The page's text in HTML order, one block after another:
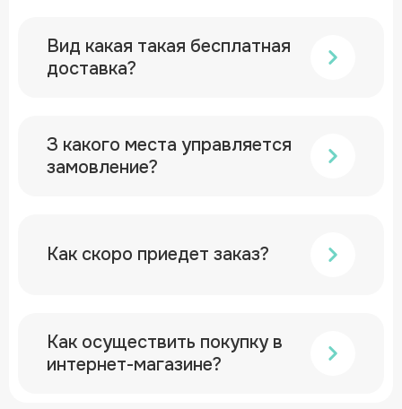
Вид какая такая бесплатная
доставка?
З какого места управляется
замовление?
Как скоро приедет заказ?
Как осуществить покупку в
интернет-магазине?